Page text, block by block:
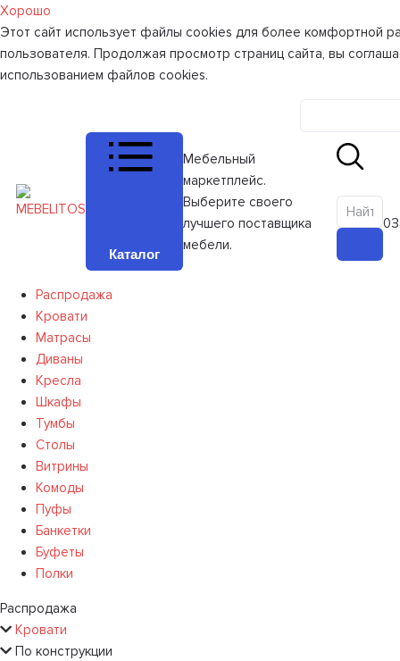
Хорошо
Этот сайт использует файлы cookies для более комфортной
пользователя. Продолжая просмотр страниц сайта, вы
использованием файлов cookies.
Каталог
Мебельный
маркетплейс.
Выберите своего
лучшего поставщика
мебели.
0
Распродажа
Кровати
Матрасы
Диваны
Кресла
Шкафы
Тумбы
Столы
Витрины
Комоды
Пуфы
Банкетки
Буфеты
Полки
Распродажа
Кровати
По конструкции